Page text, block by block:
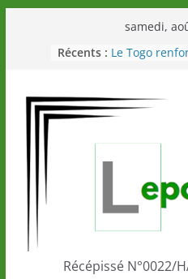
samedi,
Récents : Le Togo
Éléphants en
LOTO
marque de
la scène
Togo: Que
éducation et
Récépissé N°0022/